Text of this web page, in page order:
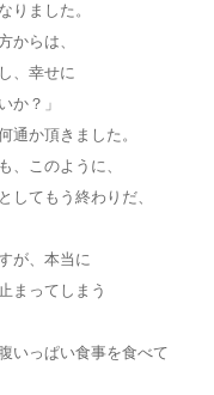
ました。
らは、
、幸せに
か？」
通か頂きました。
、このように、
てもう終わりだ、
が、本当に
まってしまう
いっぱい食事を食べて